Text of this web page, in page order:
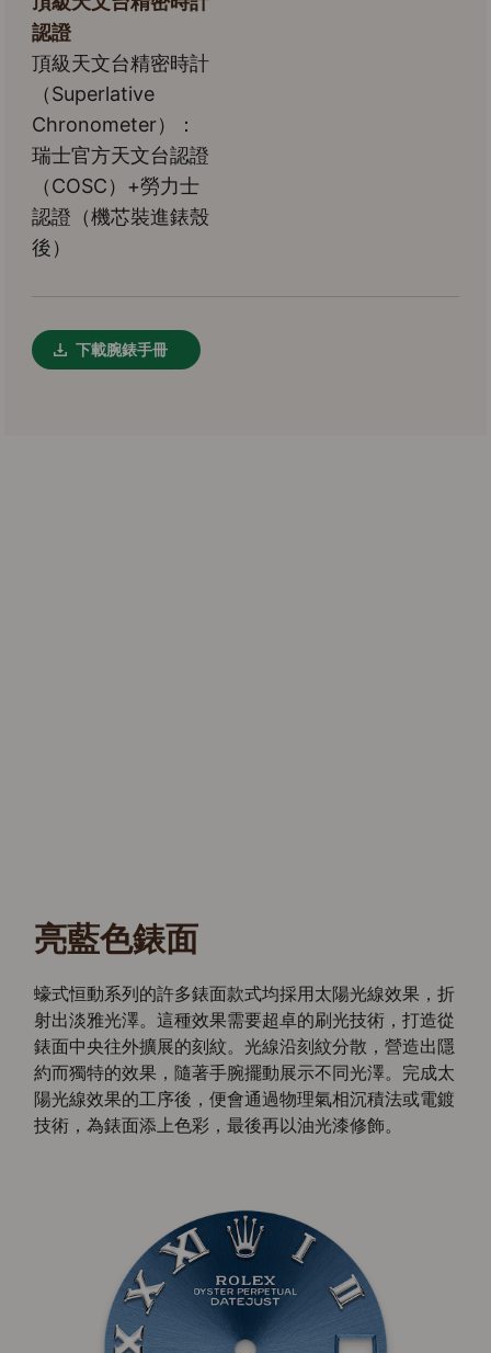
認證
頂級天文台精密時計
（Superlative
Chronometer）：
瑞士官方天文台認證
（COSC）+勞力士
認證（機芯裝進錶殼
後）
下載腕錶手冊
亮藍色錶面
蠔式恒動系列的許多錶面款式均採用太陽光線效果，折
射出淡雅光澤。這種效果需要超卓的刷光技術，打造從
錶面中央往外擴展的刻紋。光線沿刻紋分散，營造出隱
約而獨特的效果，隨著手腕擺動展示不同光澤。完成太
陽光線效果的工序後，便會通過物理氣相沉積法或電鍍
技術，為錶面添上色彩，最後再以油光漆修飾。